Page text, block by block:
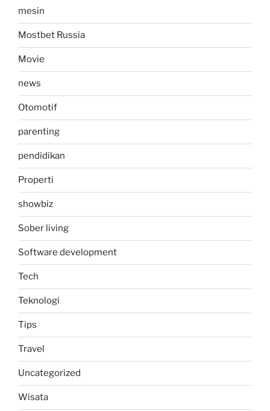
mesin
Mostbet Russia
Movie
news
Otomotif
parenting
pendidikan
Properti
showbiz
Sober living
Software development
Tech
Teknologi
Tips
Travel
Uncategorized
Wisata